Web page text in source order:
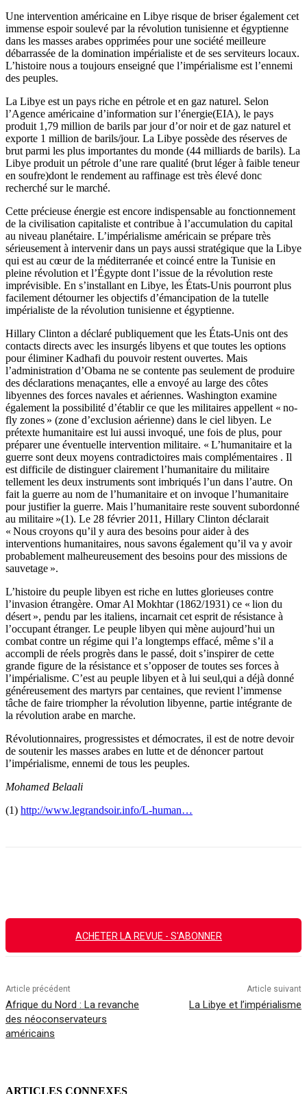
Une intervention américaine en Libye risque de briser également cet
immense espoir soulevé par la révolution tunisienne et égyptienne
dans les masses arabes opprimées pour une société meilleure
débarrassée de la domination impérialiste et de ses serviteurs locaux.
L’histoire nous a toujours enseigné que l’impérialisme est l’ennemi
des peuples.
La Libye est un pays riche en pétrole et en gaz naturel. Selon
l’Agence américaine d’information sur l’énergie(EIA), le pays
produit 1,79 million de barils par jour d’or noir et de gaz naturel et
exporte 1 million de barils/jour. La Libye possède des réserves de
brut parmi les plus importantes du monde (44 milliards de barils). La
Libye produit un pétrole d’une rare qualité (brut léger à faible teneur
en soufre)dont le rendement au raffinage est très élevé donc
recherché sur le marché.
Cette précieuse énergie est encore indispensable au fonctionnement
de la civilisation capitaliste et contribue à l’accumulation du capital
au niveau planétaire. L’impérialisme américain se prépare très
sérieusement à intervenir dans un pays aussi stratégique que la Libye
qui est au cœur de la méditerranée et coincé entre la Tunisie en
pleine révolution et l’Égypte dont l’issue de la révolution reste
imprévisible. En s’installant en Libye, les États-Unis pourront plus
facilement détourner les objectifs d’émancipation de la tutelle
impérialiste de la révolution tunisienne et égyptienne.
Hillary Clinton a déclaré publiquement que les États-Unis ont des
contacts directs avec les insurgés libyens et que toutes les options
pour éliminer Kadhafi du pouvoir restent ouvertes. Mais
l’administration d’Obama ne se contente pas seulement de produire
des déclarations menaçantes, elle a envoyé au large des côtes
libyennes des forces navales et aériennes. Washington examine
également la possibilité d’établir ce que les militaires appellent « no-
fly zones » (zone d’exclusion aérienne) dans le ciel libyen. Le
prétexte humanitaire est lui aussi invoqué, une fois de plus, pour
préparer une éventuelle intervention militaire. « L’humanitaire et la
guerre sont deux moyens contradictoires mais complémentaires . Il
est difficile de distinguer clairement l’humanitaire du militaire
tellement les deux instruments sont imbriqués l’un dans l’autre. On
fait la guerre au nom de l’humanitaire et on invoque l’humanitaire
pour justifier la guerre. Mais l’humanitaire reste souvent subordonné
au militaire »(1). Le 28 février 2011, Hillary Clinton déclarait
« Nous croyons qu’il y aura des besoins pour aider à des
interventions humanitaires, nous savons également qu’il va y avoir
probablement malheureusement des besoins pour des missions de
sauvetage ».
L’histoire du peuple libyen est riche en luttes glorieuses contre
l’invasion étrangère. Omar Al Mokhtar (1862/1931) ce « lion du
désert », pendu par les italiens, incarnait cet esprit de résistance à
l’occupant étranger. Le peuple libyen qui mène aujourd’hui un
combat contre un régime qui l’a longtemps effacé, même s’il a
accompli de réels progrès dans le passé, doit s’inspirer de cette
grande figure de la résistance et s’opposer de toutes ses forces à
l’impérialisme. C’est au peuple libyen et à lui seul,qui a déjà donné
généreusement des martyrs par centaines, que revient l’immense
tâche de faire triompher la révolution libyenne, partie intégrante de
la révolution arabe en marche.
Révolutionnaires, progressistes et démocrates, il est de notre devoir
de soutenir les masses arabes en lutte et de dénoncer partout
l’impérialisme, ennemi de tous les peuples.
Mohamed Belaali
(1) http://www.legrandsoir.info/L-human…
ACHETER LA REVUE - S'ABONNER
Article précédent
Afrique du Nord : La revanche
des néoconservateurs
américains
Article suivant
La Libye et l’impérialisme
ARTICLES CONNEXES